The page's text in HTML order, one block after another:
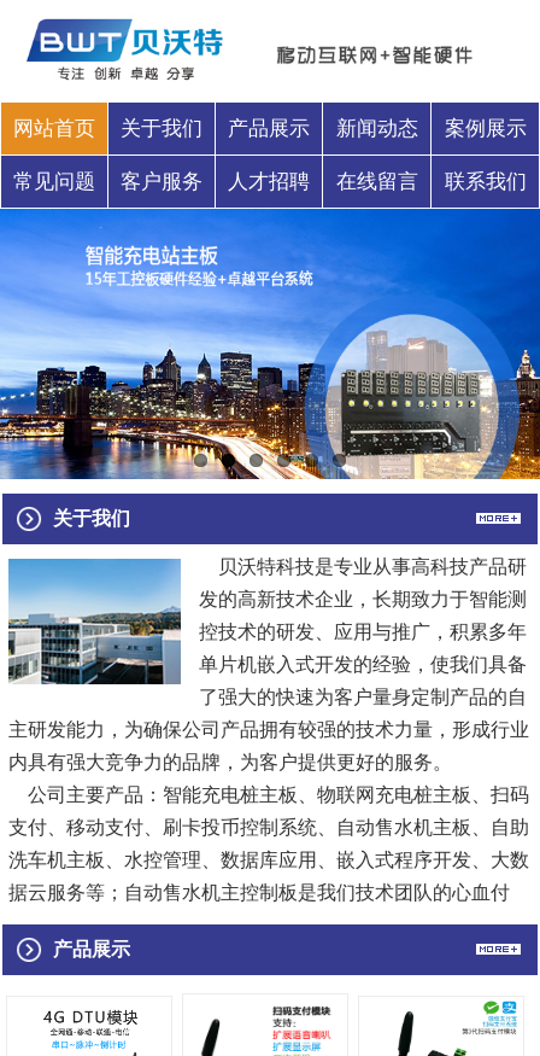
网站首页 关于我们 产品展示 新闻动态 案例展示
常见问题 客户服务 人才招聘 在线留言 联系我们
关于我们
贝沃特科技是专业从事高科技产品研
发的高新技术企业，长期致力于智能测
控技术的研发、应用与推广，积累多年
单片机嵌入式开发的经验，使我们具备
了强大的快速为客户量身定制产品的自
主研发能力，为确保公司产品拥有较强的技术力量，形成行业
内具有强大竞争力的品牌，为客户提供更好的服务。
公司主要产品：智能充电桩主板、物联网充电桩主板、扫码
支付、移动支付、刷卡投币控制系统、自动售水机主板、自助
洗车机主板、水控管理、数据库应用、嵌入式程序开发、大数
据云服务等；自动售水机主控制板是我们技术团队的心血付
出，合理的电路结构、双重防护...[查看详情]
产品展示